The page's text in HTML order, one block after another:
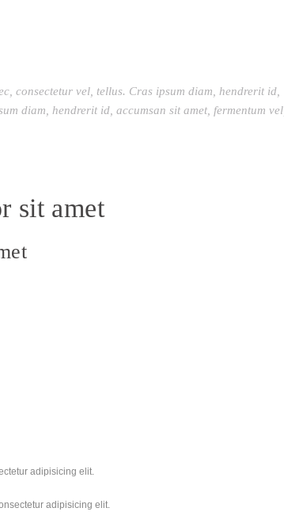
consectetur vel, tellus. Cras ipsum diam, hendrerit id,
diam, hendrerit id, accumsan sit amet, fermentum vel,
sit amet
adipisicing elit.
adipisicing elit.